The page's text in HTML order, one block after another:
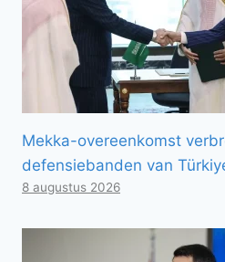
Mekka-overeenkomst
defensiebanden van
8 augustus 2026